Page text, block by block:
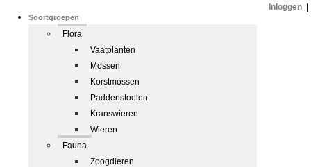
Soortgroepen
Flora
Vaatplanten
Mossen
Korstmossen
Paddenstoelen
Kranswieren
Wieren
Fauna
Zoogdieren
Inloggen